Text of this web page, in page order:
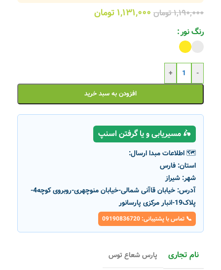
۱,۱۹۰,۰۰۰تومان ۱,۱۳۱,۰۰۰ تومان
رنگ نور
-
+
افزودن به سبد خرید
🛵 مسیریابی و یا گرفتن اسنپ
🗺️ اطلاعات مبدا ارسال:
استان: فارس
شهر: شیراز
آدرس:
خیابان قاآنی شمالی-خیابان منوچهری-روبروی کوچه4-
پلاک19-انبار مرکزی پارسانور
📞 تماس با پشتیبانی: 09190836720
نام تجاری پارس شعاع توس